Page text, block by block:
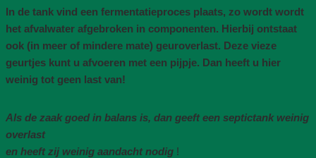
In de tank vind een fermentatieproces plaats, zo wordt wordt
het afvalwater afgebroken in componenten. Hierbij ontstaat
ook (in meer of mindere mate) geuroverlast. Deze vieze
geurtjes kunt u afvoeren met een pijpje. Dan heeft u hier
weinig tot geen last van!
Als de zaak goed in balans is, dan geeft een septictank weinig
overlast
en heeft zij weinig aandacht nodig !